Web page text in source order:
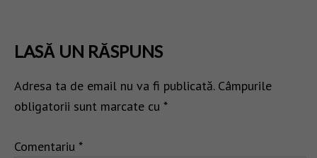
LASĂ UN RĂSPUNS
Adresa ta de email nu va fi publicată. Câmpurile
obligatorii sunt marcate cu *
Comentariu *